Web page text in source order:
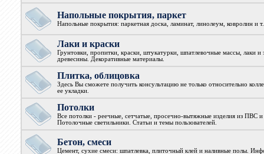
Напольные покрытия, паркет
Напольные покрытия: паркетная доска, ламинат, линолеум, ковролин и
Лаки и краски
Грунтовки, пропитки, краски, штукатурки, шпатлевочные массы, лаки и
древесины. Декоративные материалы.
Плитка, облицовка
Здесь Вы сможете получить консультацию не только относительно
ее укладки.
Потолки
Все потолки - реечные, сетчатые, просечно-вытяжные изделия из ПВС
Потолочные светильники. Статьи и темы пользователей.
Бетон, смеси
Цемент, сухие смеси: шпатлевка, плиточный клей и наливные полы.